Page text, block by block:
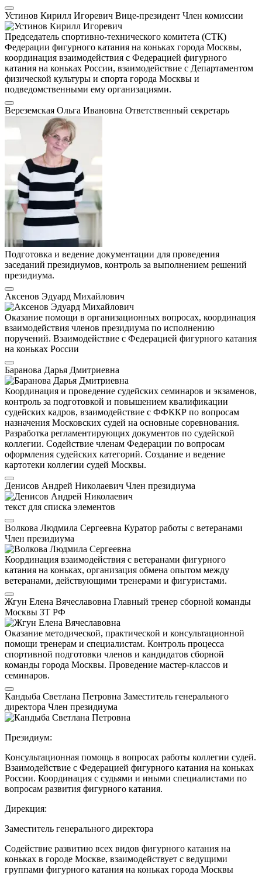
Устинов Кирилл Игоревич Вице-президент Член комиссии
Председатель спортивно-технического комитета (СТК)
Федерации фигурного катания на коньках города Москвы,
координация взаимодействия с Федерацией фигурного
катания на коньках России, взаимодействие с Департаментом
физической культуры и спорта города Москвы и
подведомственными ему организациями.
Вереземская Ольга Ивановна Ответственный секретарь
Подготовка и ведение документации для проведения
заседаний президиумов, контроль за выполнением решений
президиума.
Аксенов Эдуард Михайлович
Оказание помощи в организационных вопросах, координация
взаимодействия членов президиума по исполнению
поручений. Взаимодействие с Федерацией фигурного катания
на коньках России
Баранова Дарья Дмитриевна
Координация и проведение судейских семинаров и экзаменов,
контроль за подготовкой и повышением квалификации
судейских кадров, взаимодействие с ФФККР по вопросам
назначения Московских судей на основные соревнования.
Разработка регламентирующих документов по судейской
коллегии. Содействие членам Федерации по вопросам
оформления судейских категорий. Создание и ведение
картотеки коллегии судей Москвы.
Денисов Андрей Николаевич Член президиума
текст для списка элементов
Волкова Людмила Сергеевна Куратор работы с ветеранами
Член президиума
Координация взаимодействия с ветеранами фигурного
катания на коньках, организация обмена опытом между
ветеранами, действующими тренерами и фигуристами.
Жгун Елена Вячеславовна Главный тренер сборной команды
Москвы ЗТ РФ
Оказание методической, практической и консультационной
помощи тренерам и специалистам. Контроль процесса
спортивной подготовки членов и кандидатов сборной
команды города Москвы. Проведение мастер-классов и
семинаров.
Кандыба Светлана Петровна Заместитель генерального
директора Член президиума
Президиум:
Консультационная помощь в вопросах работы коллегии судей.
Взаимодействие с Федерацией фигурного катания на коньках
России. Координация с судьями и иными специалистами по
вопросам развития фигурного катания.
Дирекция:
Заместитель генерального директора
Содействие развитию всех видов фигурного катания на
коньках в городе Москве, взаимодействует с ведущими
группами фигурного катания на коньках города Москвы